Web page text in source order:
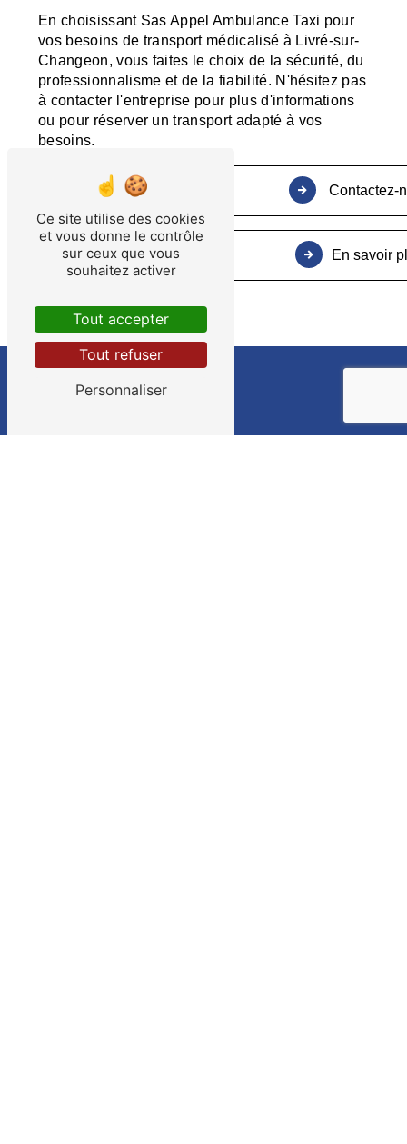
En choisissant Sas Appel Ambulance Taxi pour
vos besoins de transport médicalisé à Livré-sur-
Changeon, vous faites le choix de la sécurité, du
professionnalisme et de la fiabilité. N'hésitez pas
à contacter l'entreprise pour plus d'informations
ou pour réserver un transport adapté à vos
besoins.
En savoir
Contactez-
Ce site utilise des cookies
et vous donne le contrôle
sur ceux que vous
souhaitez activer
Tout accepter
Tout refuser
Personnaliser